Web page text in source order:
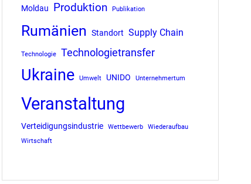
Moldau Produktion Publikation
Rumänien Standort Supply Chain
Technologie Technologietransfer
Ukraine Umwelt UNIDO Unternehmertum
Veranstaltung
Verteidigungsindustrie Wettbewerb
Wiederaufbau
Wirtschaft